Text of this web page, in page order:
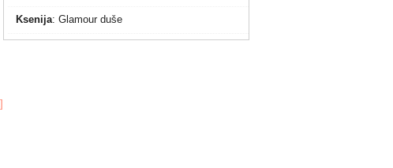
Ksenija: Glamour duše